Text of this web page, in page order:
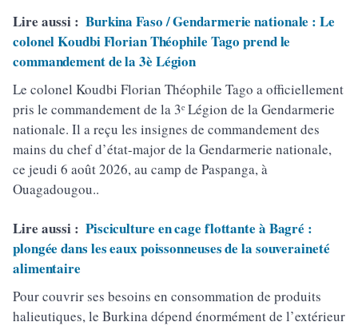
Lire aussi : Burkina Faso / Gendarmerie nationale : Le
colonel Koudbi Florian Théophile Tago prend le
commandement de la 3è Légion
Le colonel Koudbi Florian Théophile Tago a officiellement
pris le commandement de la 3ᵉ Légion de la Gendarmerie
nationale. Il a reçu les insignes de commandement des
mains du chef d’état-major de la Gendarmerie nationale,
ce jeudi 6 août 2026, au camp de Paspanga, à
Ouagadougou..
Lire aussi : Pisciculture en cage flottante à Bagré :
plongée dans les eaux poissonneuses de la souveraineté
alimentaire
Pour couvrir ses besoins en consommation de produits
halieutiques, le Burkina dépend énormément de l’extérieur